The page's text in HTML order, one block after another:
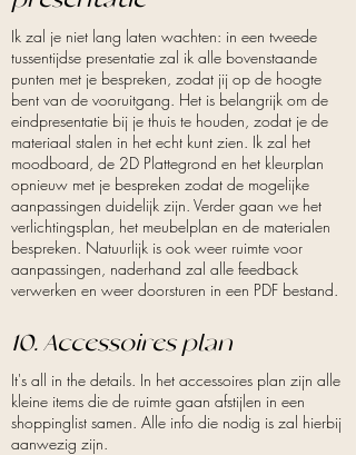
Ik zal je niet lang laten wachten: in een tweede
tussentijdse presentatie zal ik alle bovenstaande
punten met je bespreken, zodat jij op de hoogte
bent van de vooruitgang. Het is belangrijk om de
eindpresentatie bij je thuis te houden, zodat je de
materiaal stalen in het echt kunt zien. Ik zal het
moodboard, de 2D Plattegrond en het kleurplan
opnieuw met je bespreken zodat de mogelijke
aanpassingen duidelijk zijn. Verder gaan we het
verlichtingsplan, het meubelplan en de materialen
bespreken. Natuurlijk is ook weer ruimte voor
aanpassingen, naderhand zal alle feedback
verwerken en weer doorsturen in een PDF bestand.
10. Accessoires plan
It's all in the details. In het accessoires plan zijn alle
kleine items die de ruimte gaan afstijlen in een
shoppinglist samen. Alle info die nodig is zal hierbij
aanwezig zijn.